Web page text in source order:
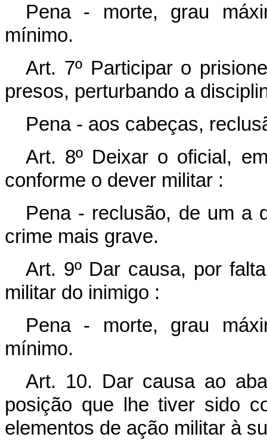
Pena - morte, grau
mínimo.
Art. 7º Participar o
presos, perturbando a
Pena - aos cabeças,
Art. 8º Deixar o oficial,
conforme o dever militar :
Pena - reclusão, de um a
crime mais grave.
Art. 9º Dar causa, por
militar do inimigo :
Pena - morte, grau
mínimo.
Art. 10. Dar causa ao
posição que lhe tiver sido
elementos de ação militar à